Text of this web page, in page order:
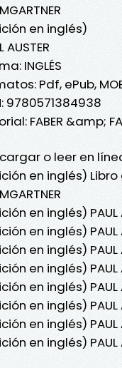
en inglés)
AUSTER
INGLÉS
Pdf, ePub,
9780571384938
FABER &amp;
o leer en línea
en inglés) Libro
en inglés) PAUL
en inglés) PAUL
en inglés) PAUL
en inglés) PAUL
en inglés) PAUL
en inglés) PAUL
en inglés) PAUL
en inglés)